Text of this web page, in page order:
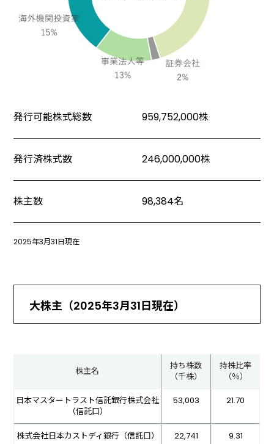
発行可能株式総数 959,752,000株
発行済株式数 246,000,000株
株主数 98,384名
2025年3月31日現在
大株主（2025年3月31日現在）
株主名
持ち株数
（千株）
持株比率
（％）
日本マスタートラスト信託銀行株式会社
（信託口）
53,003 21.70
株式会社日本カストディ銀行（信託口） 22,741 9.31